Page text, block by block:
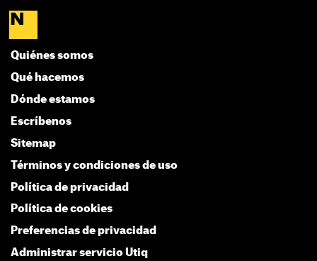
Quiénes somos
Qué hacemos
Dónde estamos
Escríbenos
Sitemap
Términos y condiciones de uso
Política de privacidad
Política de cookies
Preferencias de privacidad
Administrar servicio Utiq